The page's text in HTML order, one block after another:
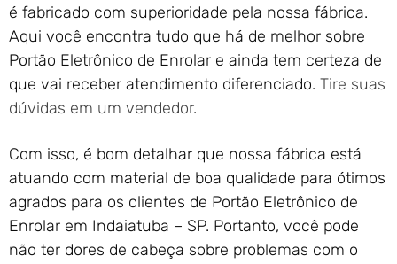
Portão de Garagem de
Enrolar em Nova Friburgo –
RJ
é fabricado com superioridade pela nossa fábrica.
Aqui você encontra tudo que há de melhor sobre
Portão Eletrônico de Enrolar e ainda tem certeza de
que vai receber atendimento diferenciado. Tire suas
dúvidas em um vendedor.
Com isso, é bom detalhar que nossa fábrica está
atuando com material de boa qualidade para ótimos
agrados para os clientes de Portão Eletrônico de
Enrolar em Indaiatuba – SP. Portanto, você pode
não ter dores de cabeça sobre problemas com o